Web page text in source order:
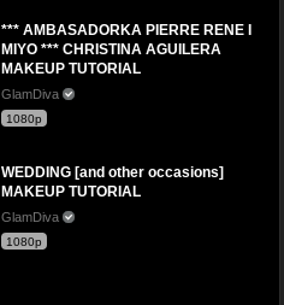
*** AMBASADORKA PIERRE RENE I
MIYO *** CHRISTINA AGUILERA
MAKEUP TUTORIAL
GlamDiva
1080p
WEDDING [and other occasions]
MAKEUP TUTORIAL
GlamDiva
1080p